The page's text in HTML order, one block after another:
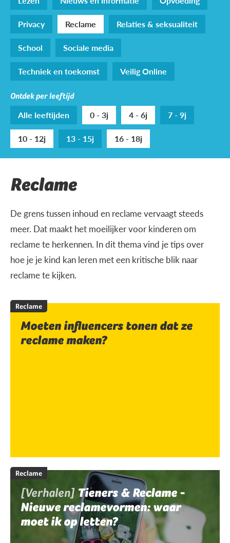
Privacy
Reclame
Relaties & seksualiteit
School
Sociale media
Techniek en toekomst
Veilig Online
Ontdek per leeftijd
Alle leeftijden 0 - 3j 4 - 6j
7 - 9j
10 - 12j
13 - 15j 16 - 18j
Reclame
De grens tussen inhoud en reclame vervaagt steeds
meer. Dat maakt het moeilijker voor kinderen om
reclame te herkennen. In dit thema vind je tips over
hoe je je kind kan leren met een kritische blik naar
reclame te kijken.
Reclame
Moeten influencers tonen dat ze
reclame maken?
Reclame
[Verhalen] Tieners & Reclame -
Nieuwe reclamevormen: waar
moet ik op letten?